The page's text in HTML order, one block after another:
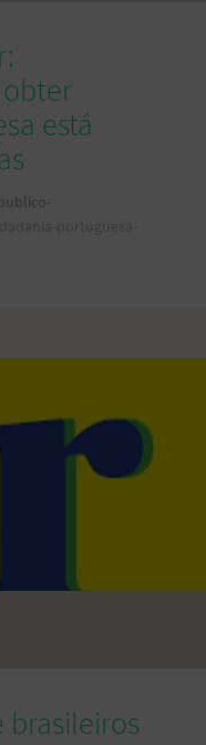
está
portuguesa-
brasileiros